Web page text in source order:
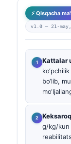
⚡ Qisqacha
v1.0 — 21-
Kattalar
bo‘lib,
g/kg/kun